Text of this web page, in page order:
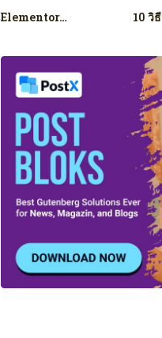
Elementor… 10 วิ